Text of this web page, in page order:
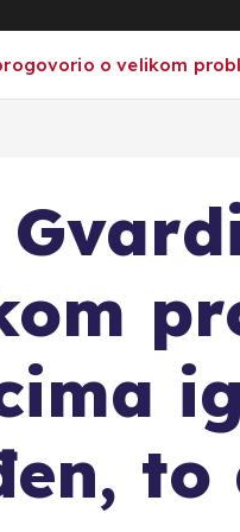
o velikom
to